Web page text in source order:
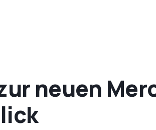
neuen